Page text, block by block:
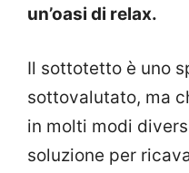
un’oasi di relax.
Il sottotetto è uno
sottovalutato, ma
in molti modi
soluzione per